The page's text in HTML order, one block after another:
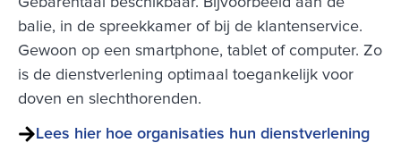
balie, in de spreekkamer of bij de klantenservice.
Gewoon op een smartphone, tablet of computer. Zo
is de dienstverlening optimaal toegankelijk voor
doven en slechthorenden.
Lees hier hoe organisaties hun dienstverlening